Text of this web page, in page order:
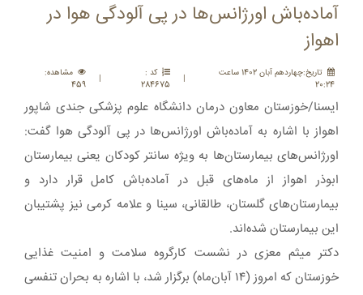
آماده‌باش اورژانس‌ها در پی آلودگی هوا در
اهواز
تاريخ:چهاردهم آبان 1402 ساعت
20:24
|
کد :
284675
|
مشاهده:
459
ایسنا/خوزستان معاون درمان دانشگاه علوم پزشکی جندی شاپور
اهواز با اشاره به آماده‌باش اورژانس‌ها در پی آلودگی هوا گفت:
اورژانس‌های بیمارستان‌ها به ویژه سانتر کودکان یعنی بیمارستان
ابوذر اهواز از ماه‌های قبل در آماده‌باش کامل قرار دارد و
بیمارستان‌های گلستان، طالقانی، سینا و علامه کرمی نیز پشتیبان
این بیمارستان شده‌اند.
دکتر میثم معزی در نشست کارگروه سلامت و امنیت غذایی
خوزستان که امروز (۱۴ آبان‌ماه) برگزار شد، با اشاره به بحران تنفسی